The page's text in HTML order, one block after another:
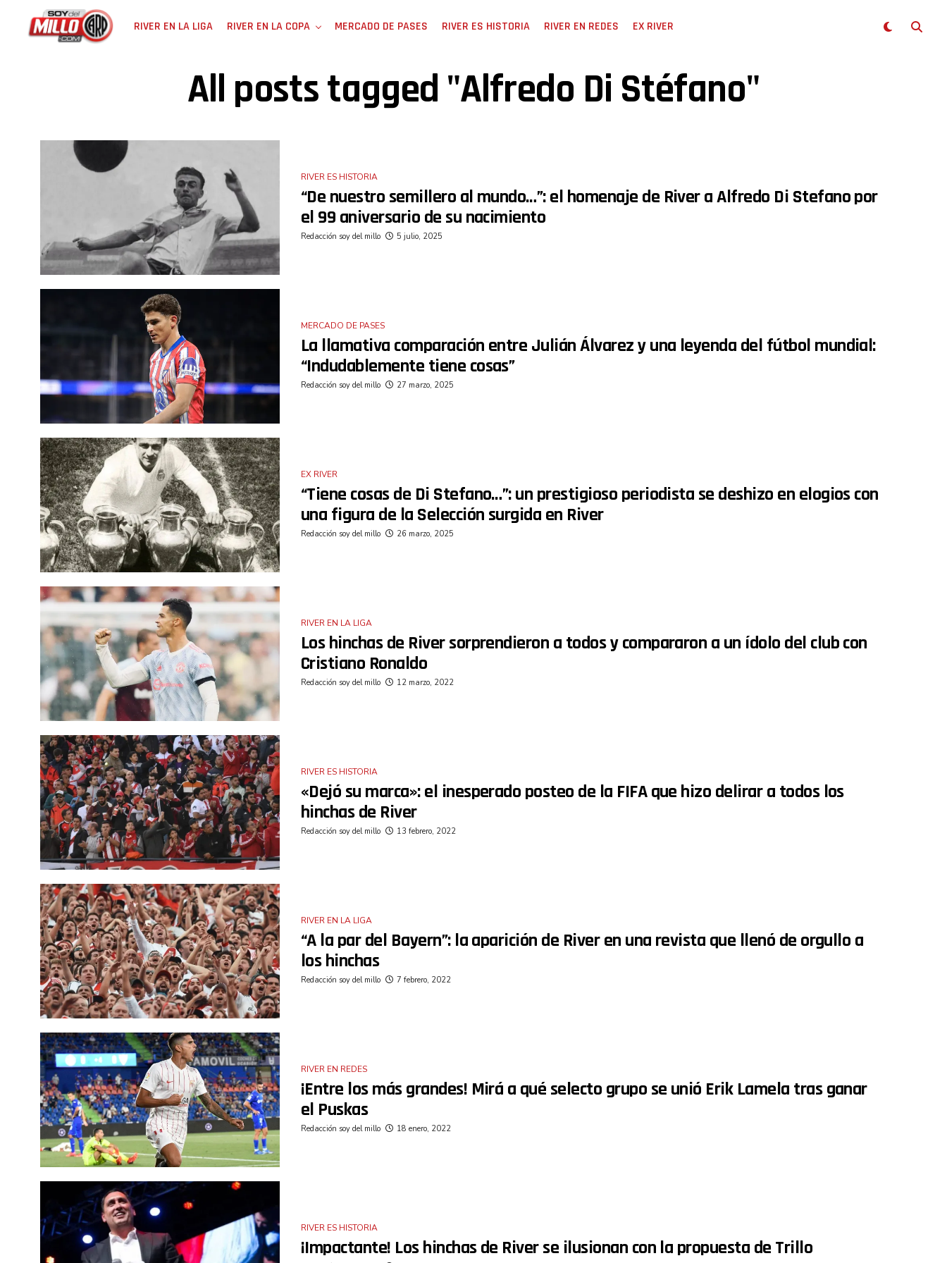
RIVER EN LA LIGA RIVER EN LA COPA MERCADO DE PASES RIVER ES HISTORIA RIVER EN REDES EX RIVER
All posts tagged "Alfredo Di Stéfano"
RIVER ES HISTORIA
“De nuestro semillero al mundo…”: el homenaje de River a Alfredo Di Stefano por
el 99 aniversario de su nacimiento
Redacción soy del millo 5 julio, 2025
MERCADO DE PASES
La llamativa comparación entre Julián Álvarez y una leyenda del fútbol mundial:
“Indudablemente tiene cosas”
Redacción soy del millo 27 marzo, 2025
EX RIVER
“Tiene cosas de Di Stefano…”: un prestigioso periodista se deshizo en elogios con
una figura de la Selección surgida en River
Redacción soy del millo 26 marzo, 2025
RIVER EN LA LIGA
Los hinchas de River sorprendieron a todos y compararon a un ídolo del club con
Cristiano Ronaldo
Redacción soy del millo 12 marzo, 2022
RIVER ES HISTORIA
«Dejó su marca»: el inesperado posteo de la FIFA que hizo delirar a todos los
hinchas de River
Redacción soy del millo 13 febrero, 2022
RIVER EN LA LIGA
“A la par del Bayern”: la aparición de River en una revista que llenó de orgullo a
los hinchas
Redacción soy del millo 7 febrero, 2022
RIVER EN REDES
¡Entre los más grandes! Mirá a qué selecto grupo se unió Erik Lamela tras ganar
el Puskas
Redacción soy del millo 18 enero, 2022
RIVER ES HISTORIA
¡Impactante! Los hinchas de River se ilusionan con la propuesta de Trillo